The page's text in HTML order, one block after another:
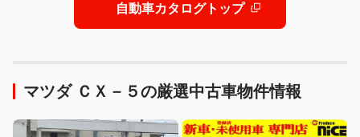
自動車カタログトップ
マツダ ＣＸ－５の厳選中古車物件情報